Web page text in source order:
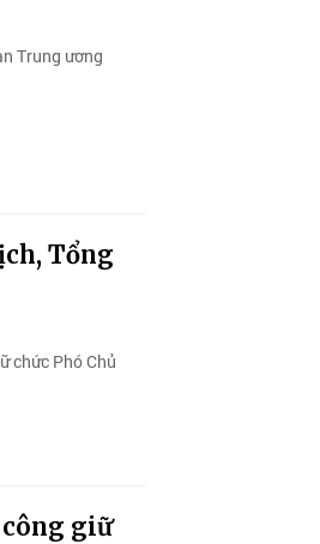
Trung ương
Tổng
chức Phó Chủ
giữ